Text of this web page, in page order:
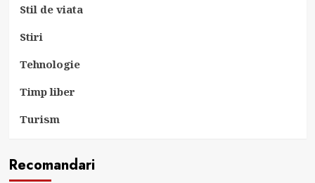
Stil de viata
Stiri
Tehnologie
Timp liber
Turism
Recomandari